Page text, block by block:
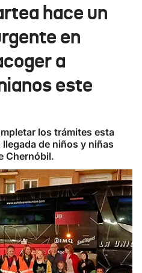
hace un
en
a
este
los trámites esta
de niños y niñas
Chernóbil.